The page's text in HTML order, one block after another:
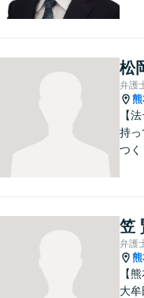
い！
松
弁護
【
持っ
つく
能。
に
にご
案
笠
弁護
【
大